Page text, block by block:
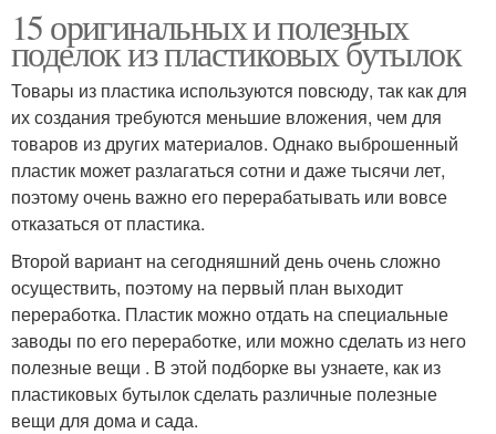
15 оригинальных и полезных
поделок из пластиковых бутылок
Товары из пластика используются повсюду, так как для
их создания требуются меньшие вложения, чем для
товаров из других материалов. Однако выброшенный
пластик может разлагаться сотни и даже тысячи лет,
поэтому очень важно его перерабатывать или вовсе
отказаться от пластика.
Второй вариант на сегодняшний день очень сложно
осуществить, поэтому на первый план выходит
переработка. Пластик можно отдать на специальные
заводы по его переработке, или можно сделать из него
полезные вещи . В этой подборке вы узнаете, как из
пластиковых бутылок сделать различные полезные
вещи для дома и сада.